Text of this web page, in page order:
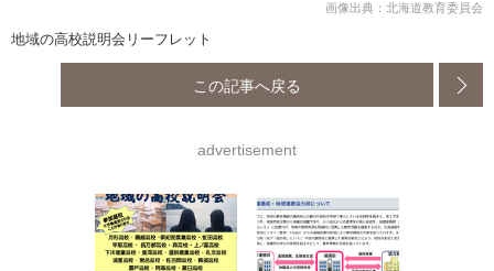
画像出典：北海道教育委員会
地域の高校説明会リーフレット
この記事へ戻る
advertisement